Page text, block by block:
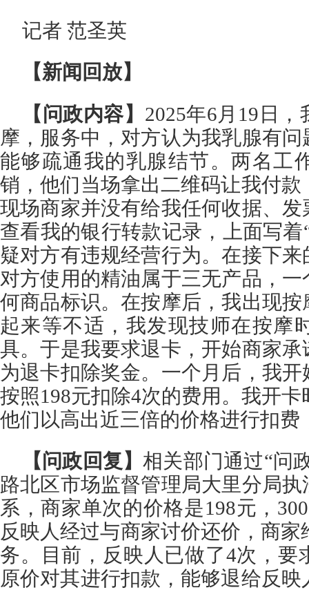
记者 范圣英
【新闻回放】
【问政内容】 2025年6月19日
摩，服务中，对方认为我乳腺有
能够疏通我的乳腺结节。两名工
销，他们当场拿出二维码让我付款
现场商家并没有给我任何收据、
查看我的银行转款记录，上面写
疑对方有违规经营行为。在接下
对方使用的精油属于三无产品，
何商品标识。在按摩后，我出现
起来等不适，我发现技师在按摩
具。于是我要求退卡，开始商家
为退卡扣除奖金。一个月后，我
按照198元扣除4次的费用。我开卡
他们以高出近三倍的价格进行扣费
【问政回复】相关部门通过“问
路北区市场监督管理局大里分局
系，商家单次的价格是198元，
反映人经过与商家讨价还价，商家
务。目前，反映人已做了4次，要
原价对其进行扣款，能够退给反